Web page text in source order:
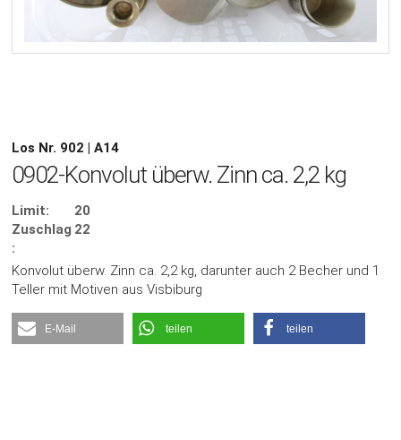
Los Nr. 902 | A14
0902-Konvolut überw. Zinn ca. 2,2 kg
Limit:
20
Zuschlag
:
22
Konvolut überw. Zinn ca. 2,2 kg, darunter auch 2 Becher und 1
Teller mit Motiven aus Visbiburg
E-Mail teilen teilen